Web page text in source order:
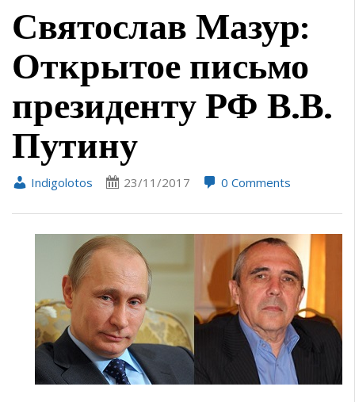
Святослав Мазур:
Открытое письмо
президенту РФ В.В.
Путину
Indigolotos 23/11/2017 0 Comments